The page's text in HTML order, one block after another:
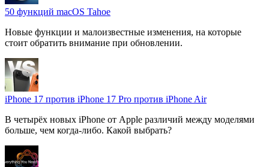
50 функций macOS Tahoe
Новые функции и малоизвестные изменения, на которые
стоит обратить внимание при обновлении.
iPhone 17 против iPhone 17 Pro против iPhone Air
В четырёх новых iPhone от Apple различий между моделями
больше, чем когда-либо. Какой выбрать?